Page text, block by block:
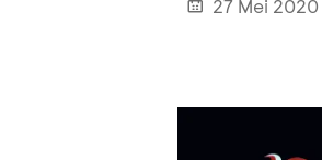
27 Mei 2020